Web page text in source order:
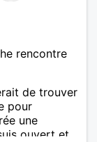
rencontre
de trouver
pour
une
ouvert et